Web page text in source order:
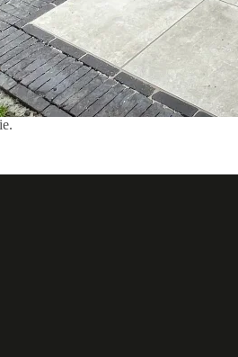
zijn wij een bekende naam voor
vakwerk dat past bij uw wensen én de
vrijblijvende offerte aan.
Haven laten uitvoeren? Vraag